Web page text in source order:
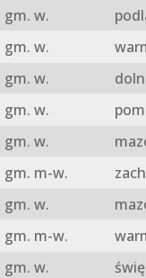
gm. w.
gm. w.
gm. w.
gm. w.
gm. w.
gm. m-w.
gm. w.
gm. m-w.
gm. w.